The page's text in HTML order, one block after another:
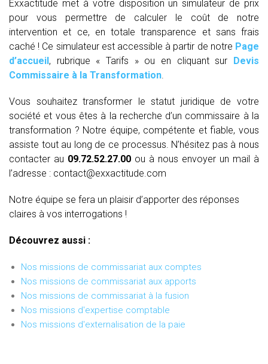
Exxactitude met à votre disposition un simulateur de prix
pour vous permettre de calculer le coût de notre
intervention et ce, en totale transparence et sans frais
caché ! Ce simulateur est accessible à partir de notre Page
d’accueil, rubrique « Tarifs » ou en cliquant sur Devis
Commissaire à la Transformation.
Vous souhaitez transformer le statut juridique de votre
société et vous êtes à la recherche d’un commissaire à la
transformation ? Notre équipe, compétente et fiable, vous
assiste tout au long de ce processus. N’hésitez pas à nous
contacter au 09.72.52.27.00 ou à nous envoyer un mail à
l’adresse : contact@exxactitude.com
Notre équipe se fera un plaisir d’apporter des réponses
claires à vos interrogations !
Découvrez aussi :
Nos missions de commissariat aux comptes
Nos missions de commissariat aux apports
Nos missions de commissariat à la fusion
Nos missions d'expertise comptable
Nos missions d'externalisation de la paie